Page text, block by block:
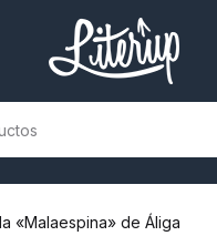
«Malaespina» de Áliga